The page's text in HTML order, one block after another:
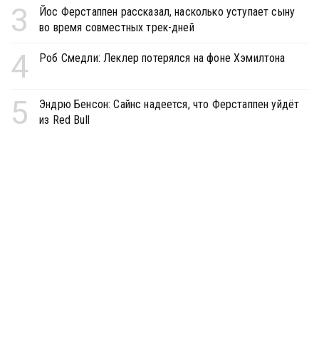
3
Йос Ферстаппен рассказал, насколько уступает сыну
во время совместных трек-дней
4 Роб Смедли: Леклер потерялся на фоне Хэмилтона
5
Эндрю Бенсон: Сайнс надеется, что Ферстаппен уйдёт
из Red Bull